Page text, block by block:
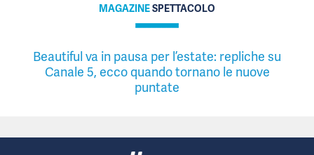
MAGAZINESPETTACOLO
Beautiful va in pausa per l’estate: repliche su
Canale 5, ecco quando tornano le nuove
puntate